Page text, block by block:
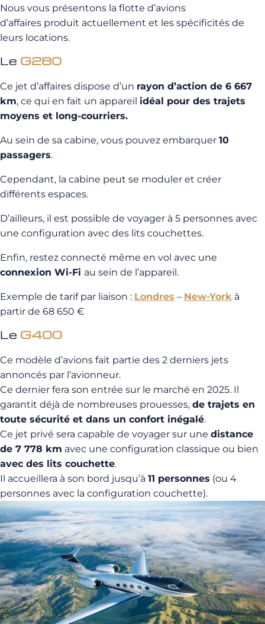
Nous vous présentons la flotte d’avions
d’affaires produit actuellement et les spécificités de
leurs locations.
Le G280
Ce jet d’affaires dispose d’un rayon d’action de 6 667
km, ce qui en fait un appareil idéal pour des trajets
moyens et long-courriers.
Au sein de sa cabine, vous pouvez embarquer 10
passagers.
Cependant, la cabine peut se moduler et créer
différents espaces.
D’ailleurs, il est possible de voyager à 5 personnes avec
une configuration avec des lits couchettes.
Enfin, restez connecté même en vol avec une
connexion Wi-Fi au sein de l’appareil.
Exemple de tarif par liaison : Londres – New-York à
partir de 68 650 €
Le G400
Ce modèle d’avions fait partie des 2 derniers jets
annoncés par l’avionneur.
Ce dernier fera son entrée sur le marché en 2025. Il
garantit déjà de nombreuses prouesses, de trajets en
toute sécurité et dans un confort inégalé.
Ce jet privé sera capable de voyager sur une distance
de 7 778 km avec une configuration classique ou bien
avec des lits couchette.
Il accueillera à son bord jusqu’à 11 personnes (ou 4
personnes avec la configuration couchette).